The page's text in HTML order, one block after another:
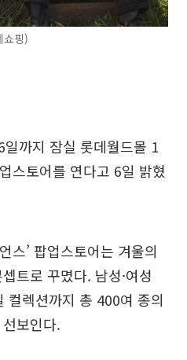
핑)
까지 잠실 롯데월드몰 1
스토어를 연다고 6일 밝혔
스’ 팝업스토어는 겨울의
트로 꾸몄다. 남성·여성
컬렉션까지 총 400여 종의
보인다.